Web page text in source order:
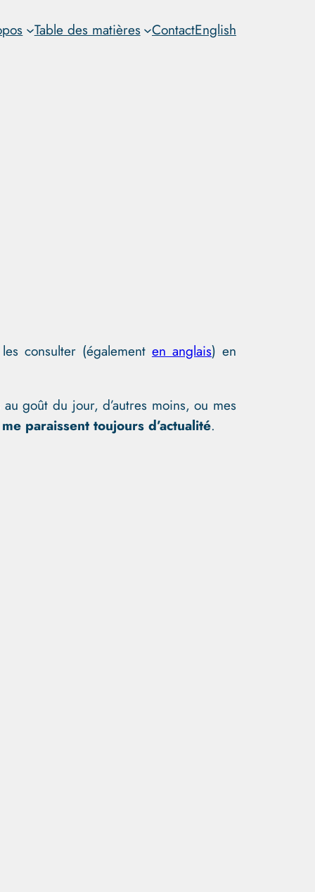
Table des matières ContactEnglish
consulter (également en anglais) en
goût du jour, d’autres moins, ou mes
paraissent toujours d’actualité.